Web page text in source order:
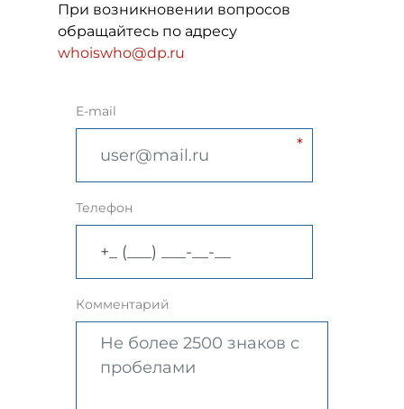
При возникновении вопросов
обращайтесь по адресу
whoiswho@dp.ru
E-mail
Телефон
Комментарий